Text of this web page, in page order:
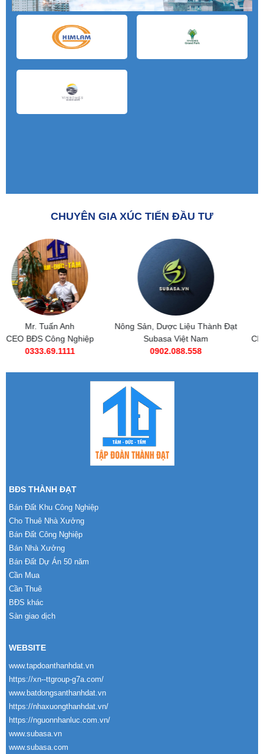
CHUYÊN GIA XÚC TIẾN ĐẦU TƯ
Nông Sản, Dược Liệu Thành Đạt
Subasa Việt Nam
0902.088.558
Subasa Việt Nam
Chuỗi đồ ăn nhanh Subasa
0985 269 685
BĐS THÀNH ĐẠT
Bán Đất Khu Công Nghiệp
Cho Thuê Nhà Xưởng
Bán Đất Công Nghiệp
Bán Nhà Xưởng
Bán Đất Dự Án 50 năm
Cần Mua
Cần Thuê
BĐS khác
Sàn giao dịch
WEBSITE
www.tapdoanthanhdat.vn
https://xn--ttgroup-g7a.com/
www.batdongsanthanhdat.vn
https://nhaxuongthanhdat.vn/
https://nguonnhanluc.com.vn/
www.subasa.vn
www.subasa.com